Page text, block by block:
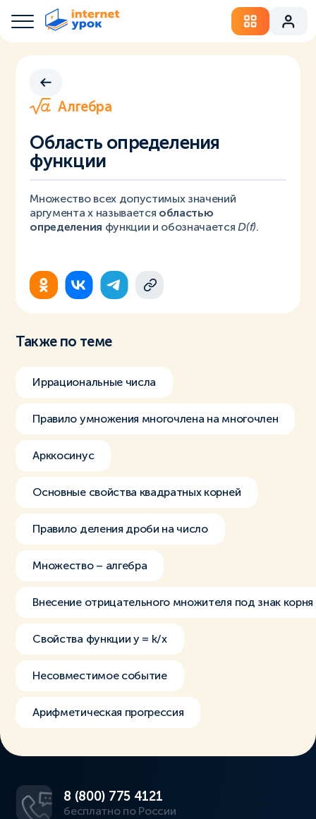
Алгебра
Область определения
функции
Множество всех допустимых значений
аргумента x называется областью
определения функции и обозначается D(f).
Также по теме
Иррациональные числа
Правило умножения многочлена на многочлен
Арккосинус
Основные свойства квадратных корней
Правило деления дроби на число
Множество – алгебра
Внесение отрицательного множителя под знак корня
Свойства функции y = k/x
Несовместимое событие
Арифметическая прогрессия
8 (800) 775 4121
бесплатно по России